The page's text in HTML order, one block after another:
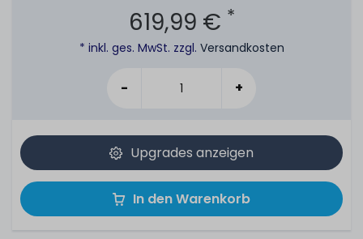
619,99 € *
* inkl. ges. MwSt. zzgl. Versandkosten
- +
Upgrades anzeigen
In den Warenkorb